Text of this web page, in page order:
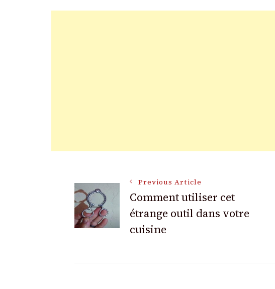
Post
Navigation
Previous Article
Comment utiliser cet
étrange outil dans votre
cuisine